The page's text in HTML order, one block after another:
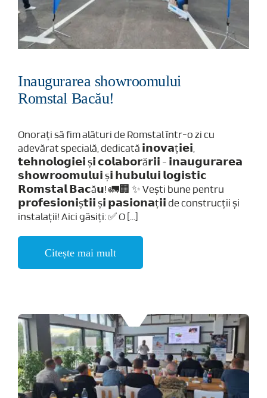
Inaugurarea showroomului
Romstal Bacău!
Onorați să fim alături de Romstal într-o zi cu
adevărat specială, dedicată 𝗶𝗻𝗼𝘃𝗮ț𝗶𝗲𝗶,
𝘁𝗲𝗵𝗻𝗼𝗹𝗼𝗴𝗶𝗲𝗶 ș𝗶 𝗰𝗼𝗹𝗮𝗯𝗼𝗿ă𝗿𝗶𝗶 - 𝗶𝗻𝗮𝘂𝗴𝘂𝗿𝗮𝗿𝗲𝗮
𝘀𝗵𝗼𝘄𝗿𝗼𝗼𝗺𝘂𝗹𝘂𝗶 ș𝗶 𝗵𝘂𝗯𝘂𝗹𝘂𝗶 𝗹𝗼𝗴𝗶𝘀𝘁𝗶𝗰
𝗥𝗼𝗺𝘀𝘁𝗮𝗹 𝗕𝗮𝗰ă𝘂! 🚛🏢 ✨ Vești bune pentru
𝗽𝗿𝗼𝗳𝗲𝘀𝗶𝗼𝗻𝗶ș𝘁𝗶𝗶 ș𝗶 𝗽𝗮𝘀𝗶𝗼𝗻𝗮ț𝗶𝗶 de construcții și
instalații! Aici găsiți: ✅ O [...]
Citește mai mult